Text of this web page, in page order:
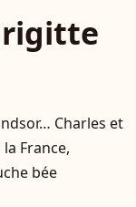
Charles et
France,
bée